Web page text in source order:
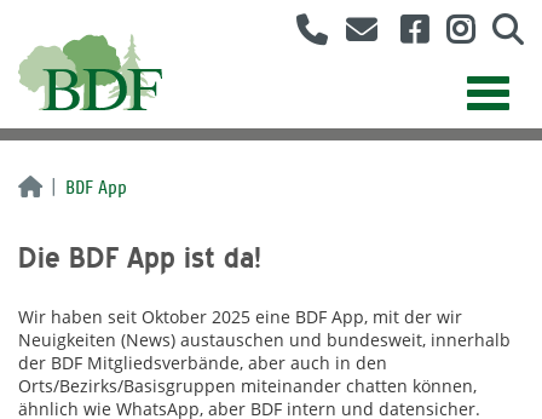
BDF App
Die BDF App ist da!
Wir haben seit Oktober 2025 eine BDF App, mit der wir
Neuigkeiten (News) austauschen und bundesweit, innerhalb
der BDF Mitgliedsverbände, aber auch in den
Orts/Bezirks/Basisgruppen miteinander chatten können,
ähnlich wie WhatsApp, aber BDF intern und datensicher.